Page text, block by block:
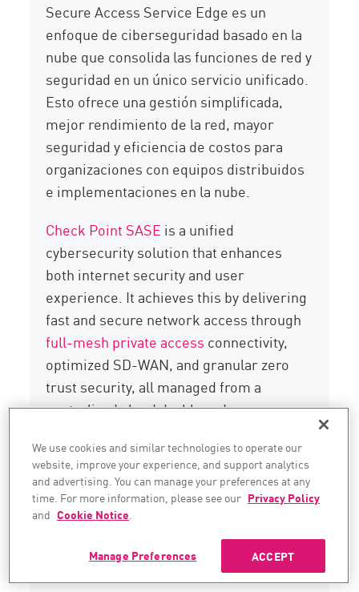
Secure Access Service Edge es un
enfoque de ciberseguridad basado en la
nube que consolida las funciones de red y
seguridad en un único servicio unificado.
Esto ofrece una gestión simplificada,
mejor rendimiento de la red, mayor
seguridad y eficiencia de costos para
organizaciones con equipos distribuidos
e implementaciones en la nube.
Check Point SASE is a unified
cybersecurity solution that enhances
both internet security and user
experience. It achieves this by delivering
fast and secure network access through
full-mesh private access connectivity,
optimized SD-WAN, and granular zero
trust security, all managed from a
centralized cloud dashboard.
Learn how Check Point SASE empowers
organizations to seamlessly connect
users to on-premises and cloud
resources while safeguarding against
Schedule a free demo of Check
Point SASEtoday.
We use cookies and similar technologies to operate our
website, improve your experience, and support analytics
and advertising. You can manage your preferences at any
time. For more information, please see our Privacy Policy
and Cookie Notice.
ACCEPT
Manage Preferences